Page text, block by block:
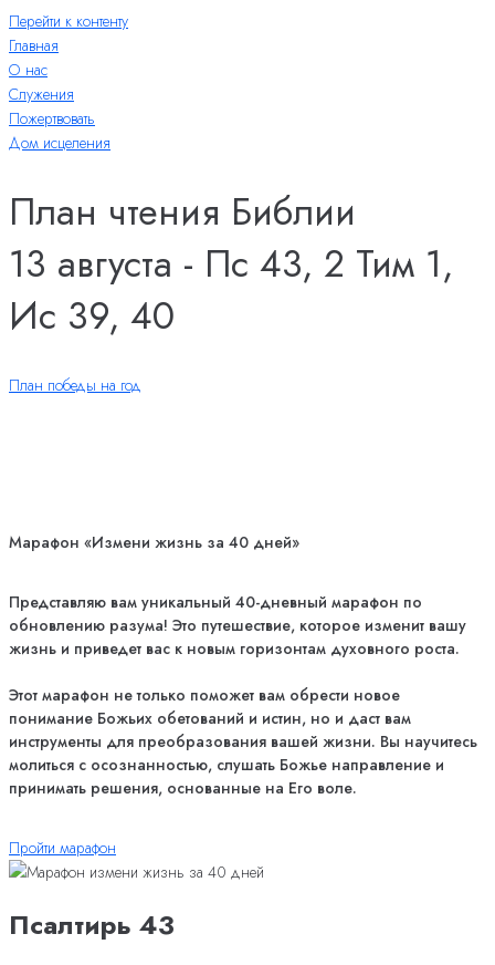
Перейти к контенту
Главная
О нас
Служения
Пожертвовать
Дом исцеления
План чтения Библии
13 августа - Пс 43, 2 Тим 1,
Ис 39, 40
План победы на год
Марафон «Измени жизнь за 40 дней»
Представляю вам уникальный 40-дневный марафон по
обновлению разума! Это путешествие, которое изменит вашу
жизнь и приведет вас к новым горизонтам духовного роста.
Этот марафон не только поможет вам обрести новое
понимание Божьих обетований и истин, но и даст вам
инструменты для преобразования вашей жизни. Вы научитесь
молиться с осознанностью, слушать Божье направление и
принимать решения, основанные на Его воле.
Пройти марафон
Псалтирь 43